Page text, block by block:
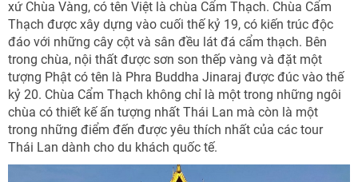
xứ Chùa Vàng, có tên Việt là chùa Cẩm Thạch. Chùa Cẩm
Thạch được xây dựng vào cuối thế kỷ 19, có kiến trúc độc
đáo với những cây cột và sân đều lát đá cẩm thạch. Bên
trong chùa, nội thất được sơn son thếp vàng và đặt một
tượng Phật có tên là Phra Buddha Jinaraj được đúc vào thế
kỷ 20. Chùa Cẩm Thạch không chỉ là một trong những ngôi
chùa có thiết kế ấn tượng nhất Thái Lan mà còn là một
trong những điểm đến được yêu thích nhất của các tour
Thái Lan dành cho du khách quốc tế.